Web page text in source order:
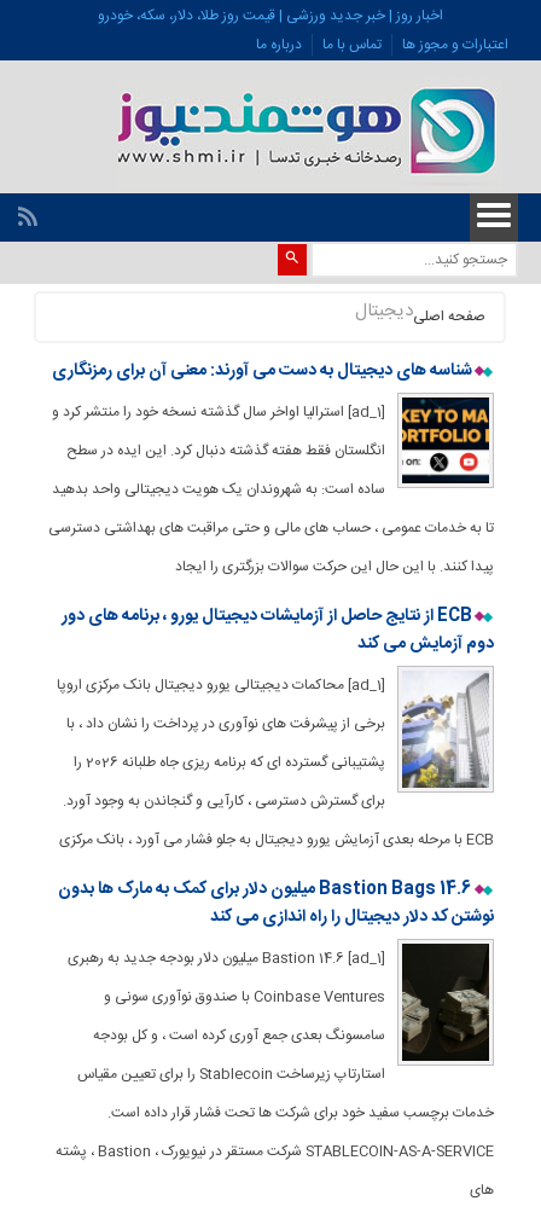
اخبار روز | خبر جدید ورزشی | قیمت روز طلا، دلار، سکه، خودرو
اعتبارات و مجوز ها
تماس با ما درباره ما
صفحه اصلیدیجیتال
شناسه های دیجیتال به دست می آورند: معنی آن برای رمزنگاری
[ad_1] استرالیا اواخر سال گذشته نسخه خود را منتشر کرد و
انگلستان فقط هفته گذشته دنبال کرد. این ایده در سطح
ساده است: به شهروندان یک هویت دیجیتالی واحد بدهید
تا به خدمات عمومی ، حساب های مالی و حتی مراقبت های بهداشتی دسترسی
پیدا کنند. با این حال این حرکت سوالات بزرگتری را ایجاد
ECB از نتایج حاصل از آزمایشات دیجیتال یورو ، برنامه های دور
دوم آزمایش می کند
[ad_1] محاکمات دیجیتالی یورو دیجیتال بانک مرکزی اروپا
برخی از پیشرفت های نوآوری در پرداخت را نشان داد ، با
پشتیبانی گسترده ای که برنامه ریزی جاه طلبانه 2026 را
برای گسترش دسترسی ، کارآیی و گنجاندن به وجود آورد.
ECB با مرحله بعدی آزمایش یورو دیجیتال به جلو فشار می آورد ، بانک مرکزی
Bastion Bags 14.6 میلیون دلار برای کمک به مارک ها بدون
نوشتن کد دلار دیجیتال را راه اندازی می کند
[ad_1] Bastion 14.6 میلیون دلار بودجه جدید به رهبری
Coinbase Ventures با صندوق نوآوری سونی و
سامسونگ بعدی جمع آوری کرده است ، و کل بودجه
استارتاپ زیرساخت Stablecoin را برای تعیین مقیاس
خدمات برچسب سفید خود برای شرکت ها تحت فشار قرار داده است.
STABLECOIN-AS-A-SERVICE شرکت مستقر در نیویورک ، Bastion ، پشته
های